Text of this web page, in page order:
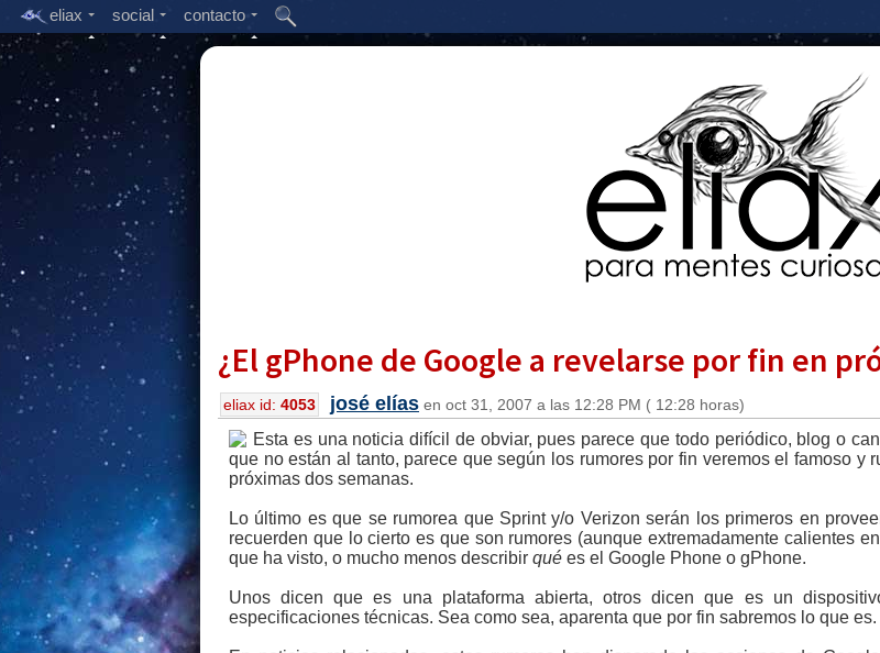
eliax social contacto
¿El gPhone de Google a revelarse por fin en
eliax id: 4053 josé elías en oct 31, 2007 a las 12:28 PM ( 12:28 horas)
Esta es una noticia difícil de obviar, pues parece que todo periódico, blog o
que no están al tanto, parece que según los rumores por fin veremos el famoso y
próximas dos semanas.
Lo último es que se rumorea que Sprint y/o Verizon serán los primeros en
recuerden que lo cierto es que son rumores (aunque extremadamente calientes
que ha visto, o mucho menos describir qué es el Google Phone o gPhone.
Unos dicen que es una plataforma abierta, otros dicen que es un
especificaciones técnicas. Sea como sea, aparenta que por fin sabremos lo que es.